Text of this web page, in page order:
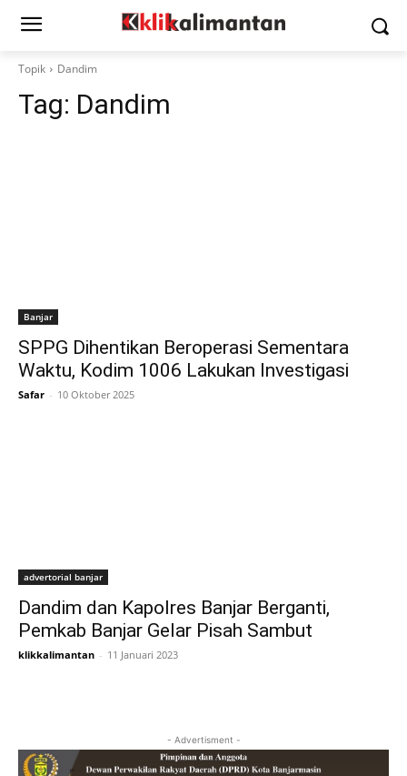
Topik Dandim
Tag: Dandim
Banjar
SPPG Dihentikan Beroperasi Sementara
Waktu, Kodim 1006 Lakukan Investigasi
Safar - 10 Oktober 2025
advertorial banjar
Dandim dan Kapolres Banjar Berganti,
Pemkab Banjar Gelar Pisah Sambut
klikkalimantan - 11 Januari 2023
- Advertisment -